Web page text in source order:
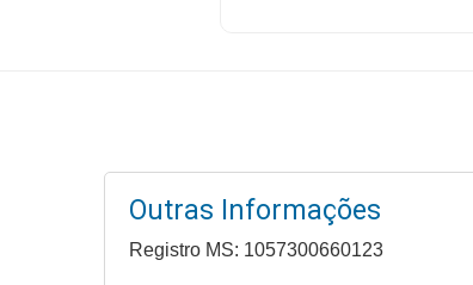
Outras Informações
Registro MS: 1057300660123